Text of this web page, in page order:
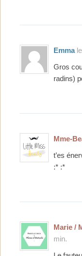
Emmale
Gros
radins)
Mme-
t’es
:* :*
Marie /
min.